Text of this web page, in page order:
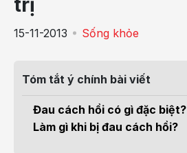
15-11-2013 Sống khỏe
Tóm tắt ý chính bài viết
Đau cách hồi có gì đặc biệt?
Làm gì khi bị đau cách hồi?